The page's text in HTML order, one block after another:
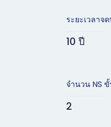
ระยะเวลาจ
10 ปี
จำนวน NS
2